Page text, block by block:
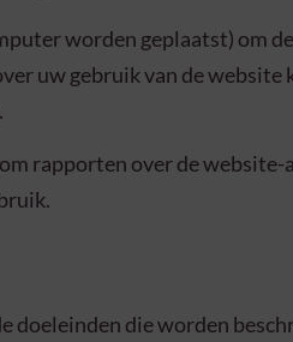
worden geplaatst) om
uw gebruik van de
rapporten over de
doeleinden die worden